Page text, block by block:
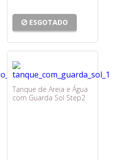
ESGOTADO
Tanque de Areia e Água
com Guarda Sol Step2